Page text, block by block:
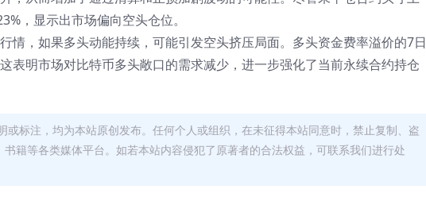
，显示出市场偏向空头仓位。
情，如果多头动能持续，可能引发空头挤压局面。多头资金费率溢价的7日
表明市场对比特币多头敞口的需求减少，进一步强化了当前永续合约持仓
或标注，均为本站原创发布。任何个人或组织，在未征得本站同意时，禁止复制、盗
籍等各类媒体平台。如若本站内容侵犯了原著者的合法权益，可联系我们进行处